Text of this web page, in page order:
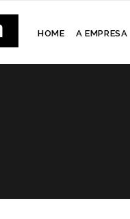
HOME A EMPRESA